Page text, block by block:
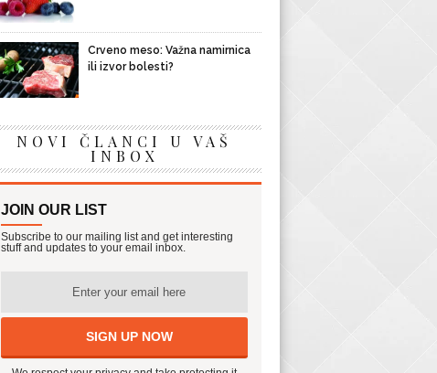
Crveno meso: Važna namirnica
ili izvor bolesti?
NOVI ČLANCI U VAŠ
INBOX
JOIN OUR LIST
Subscribe to our mailing list and get interesting
stuff and updates to your email inbox.